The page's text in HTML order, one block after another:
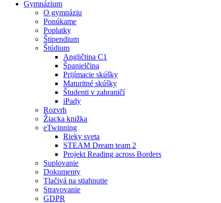
Gymnázium
O gymnáziu
Ponúkame
Poplatky
Štipendium
Štúdium
Angličtina C1
Španielčina
Prijímacie skúšky
Maturitné skúšky
Študenti v zahraničí
iPady
Rozvrh
Žiacka knižka
eTwinning
Rieky sveta
STEAM Dream team 2
Projekt Reading across Borders
Suplovanie
Dokumenty
Tlačivá na stiahnutie
Stravovanie
GDPR